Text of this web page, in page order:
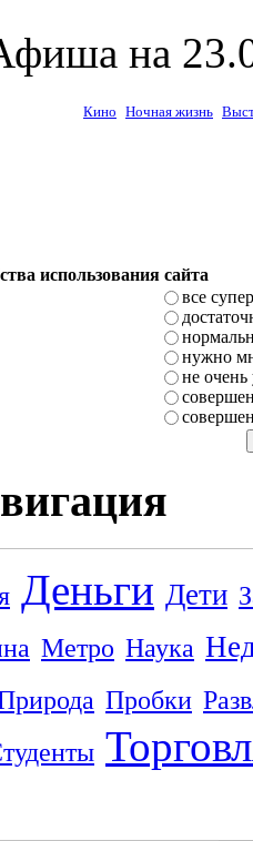
на
Кино Ночная жизнь
использования сайта
все супер
нужно
не очень
Деньги Дети
Метро Наука
Пробки